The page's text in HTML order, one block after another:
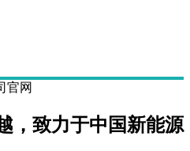
，致力于中国新能源